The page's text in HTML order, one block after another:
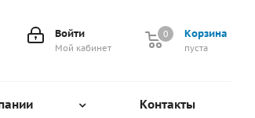
Корзина
0
пуста
0
Войти
Мой кабинет
Контакты